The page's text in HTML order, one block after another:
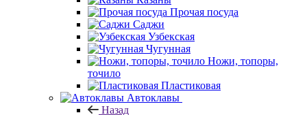
Прочая посуда
Саджи
Узбекская
Чугунная
Ножи, топоры,
точило
Пластиковая
Автоклавы
Назад